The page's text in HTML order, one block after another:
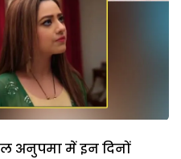
अनुपमा में इन दिनों